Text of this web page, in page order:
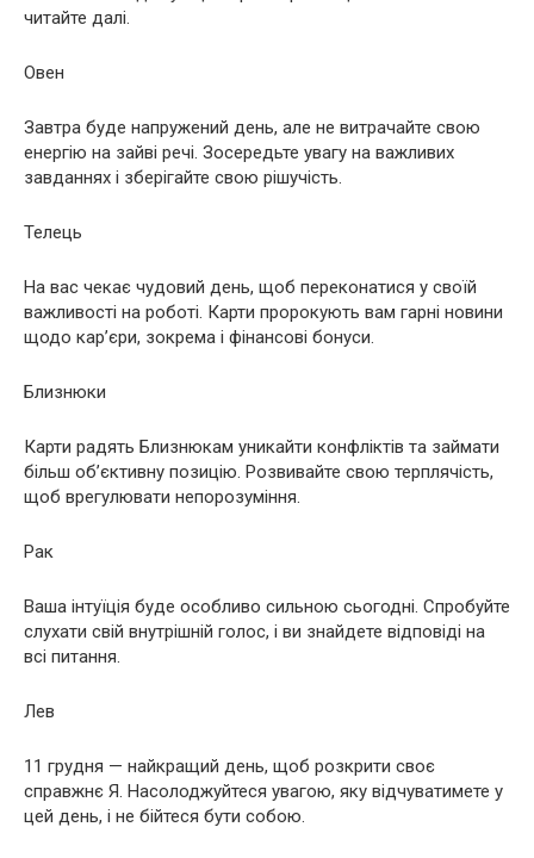
читайте далі.
Овен
Завтра буде напружений день, але не витрачайте свою
енергію на зайві речі. Зосередьте увагу на важливих
завданнях і зберігайте свою рішучість.
Телець
На вас чекає чудовий день, щоб переконатися у своїй
важливості на роботі. Карти пророкують вам гарні новини
щодо кар’єри, зокрема і фінансові бонуси.
Близнюки
Карти радять Близнюкам уникайти конфліктів та займати
більш об’єктивну позицію. Розвивайте свою терплячість,
щоб врегулювати непорозуміння.
Рак
Ваша інтуїція буде особливо сильною сьогодні. Спробуйте
слухати свій внутрішній голос, і ви знайдете відповіді на
всі питання.
Лев
11 грудня — найкращий день, щоб розкрити своє
справжнє Я. Насолоджуйтеся увагою, яку відчуватимете у
цей день, і не бійтеся бути собою.